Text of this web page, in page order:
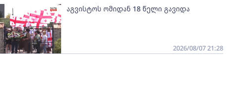
აგვისტოს ომიდან 18 წელი გავიდა
2026/08/07 21:28